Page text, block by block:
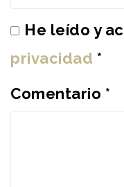
He leído y
privacidad *
Comentario *